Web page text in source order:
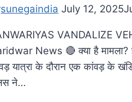
sunegaindia July 12, 2025
VANDALIZE
News 🔴 क्या है मामला?
यात्रा के दौरान एक कांवड़ के
ने…